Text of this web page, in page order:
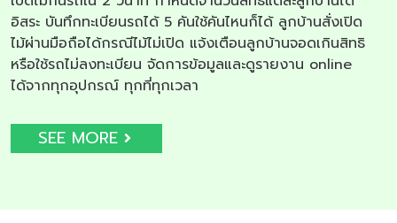
อิสระ บันทึกทะเบียนรถได้ 5 คันใช้คันไหนก็ได้ ลูกบ้านสั่งเปิด
ไม้ผ่านมือถือได้กรณีไม้ไม่เปิด แจ้งเตือนลูกบ้านจอดเกินสิทธิ
หรือใช้รถไม่ลงทะเบียน จัดการข้อมูลและดูรายงาน online
ได้จากทุกอุปกรณ์ ทุกที่ทุกเวลา
SEE MORE